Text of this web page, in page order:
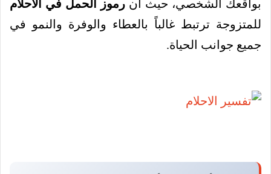
بواقعك الشخصي، حيث أن رموز الحمل في الأحلام
للمتزوجة ترتبط غالباً بالعطاء والوفرة والنمو في
جميع جوانب الحياة.